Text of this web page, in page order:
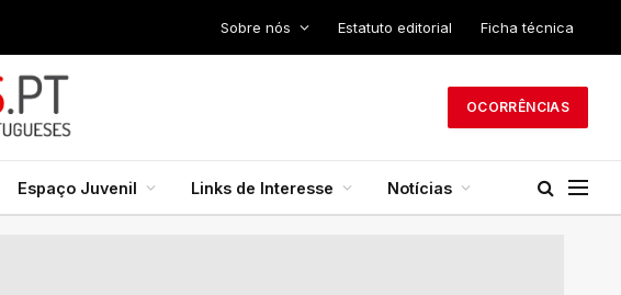
Sobre nós Estatuto editorial Ficha técnica
OCORRÊNCIAS
Espaço Juvenil Links de Interesse Notícias